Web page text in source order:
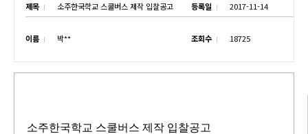
제목 소주한국학교 스쿨버스 제작 입찰공고 등록일 2017-11-14
이름 박** 조회수 18725
소주한국학교 스쿨버스 제작 입찰공고